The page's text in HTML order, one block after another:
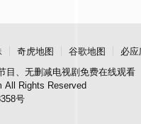
奇虎地图 谷歌地图
必应
目、无删减电视剧免费在线观看
All Rights Reserved
号